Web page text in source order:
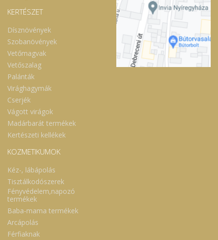
KERTÉSZET
Dísznövények
Szobanövények
Vetőmagvak
Vetőszalag
Palánták
Virághagymák
Cserjék
Vágott virágok
Madárbarát termékek
Kertészeti kellékek
KOZMETIKUMOK
Kéz-, lábápolás
Tisztálkodószerek
Fényvédelem,napozó
termékek
Baba-mama termékek
Arcápolás
Férfiaknak